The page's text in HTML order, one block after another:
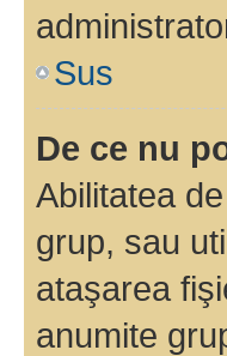
Sus
De ce nu
Abilitatea
grup, sau
ataşarea
anumite